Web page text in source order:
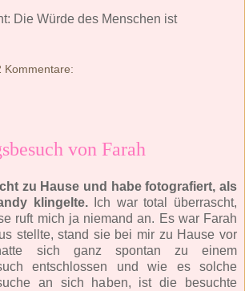
Die Würde des Menschen ist
Kommentare:
von Farah
zu Hause und habe fotografiert, als
klingelte.Ich war total überrascht,
ruft mich ja niemand an. Es war Farah
stellte, stand sie bei mir zu Hause vor
sich ganz spontan zu einem
entschlossen und wie es solche
an sich haben, ist die besuchte